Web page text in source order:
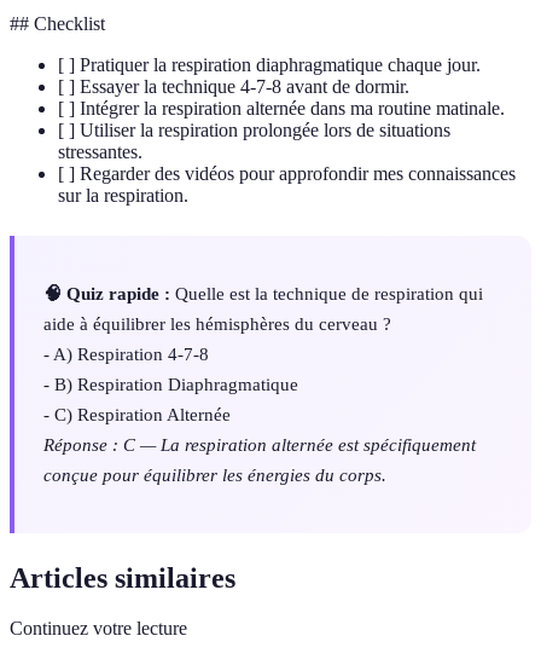
## Checklist
[ ] Pratiquer la respiration diaphragmatique chaque jour.
[ ] Essayer la technique 4-7-8 avant de dormir.
[ ] Intégrer la respiration alternée dans ma routine matinale.
[ ] Utiliser la respiration prolongée lors de situations
stressantes.
[ ] Regarder des vidéos pour approfondir mes connaissances
sur la respiration.
🧠 Quiz rapide : Quelle est la technique de respiration qui
aide à équilibrer les hémisphères du cerveau ?
- A) Respiration 4-7-8
- B) Respiration Diaphragmatique
- C) Respiration Alternée
Réponse : C — La respiration alternée est spécifiquement
conçue pour équilibrer les énergies du corps.
Articles similaires
Continuez votre lecture